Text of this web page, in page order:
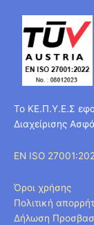
Το ΚΕ.Π.Υ.Ε.Σ
Διαχείρισης
EN ISO
Όροι χρήσης
Πολιτική
Δήλωση